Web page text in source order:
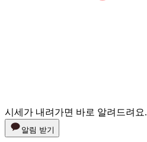
시세가 내려가면 바로 알려드려요.
알림 받기